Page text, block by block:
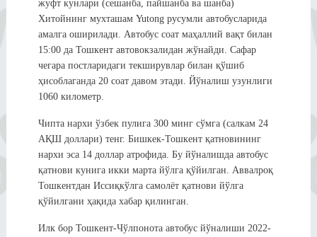
жуфт кунлари (сешанба, пайшанба ва шанба)
Хитойнинг мухташам Yutong русумли автобусларида
амалга оширилади. Автобус соат маҳаллий вақт билан
15:00 да Тошкент автовокзалидан жўнайди. Сафар
чегара постларидаги текширувлар билан қўшиб
ҳисоблаганда 20 соат давом этади. Йўналиш узунлиги
1060 километр.
Чипта нархи ўзбек пулига 300 минг сўмга (салкам 24
АҚШ доллари) тенг. Бишкек-Тошкент қатновининг
нархи эса 14 доллар атрофида. Бу йўналишда автобус
қатнови кунига икки марта йўлга қўйилган. Аввалроқ
Тошкентдан Иссиқкўлга самолёт қатнови йўлга
қўйилгани ҳақида хабар қилинган.
Илк бор Тошкент-Чўлпонота автобус йўналиши 2022-